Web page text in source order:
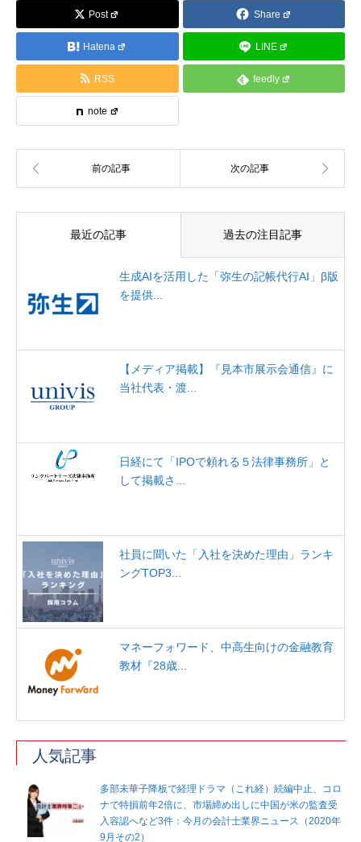
Post Share
Hatena LINE
RSS feedly
note
最近の記事 過去の注目記事
生成AIを活用した「弥生の記帳代行AI」β版
を提供...
【メディア掲載】『見本市展示会通信』に
当社代表・渡...
日経にて「IPOで頼れる５法律事務所」と
して掲載さ...
社員に聞いた「入社を決めた理由」ランキ
ングTOP3...
マネーフォワード、中高生向けの金融教育
教材『28歳...
人気記事
多部未華子降板で経理ドラマ（これ経）続編中止、コロ
ナで特損前年2倍に、市場締め出しに中国が米の監査受
入容認へなど3件：今月の会計士業界ニュース（2020年
9月その2）